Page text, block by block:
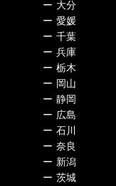
ー 大分
ー 愛媛
ー 千葉
ー 兵庫
ー 栃木
ー 岡山
ー 静岡
ー 広島
ー 石川
ー 奈良
ー 新潟
ー 茨城